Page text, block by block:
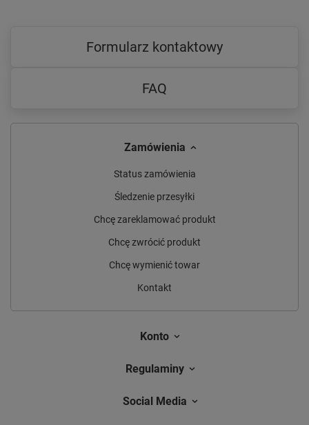
Formularz kontaktowy
FAQ
Zamówienia
Status zamówienia
Śledzenie przesyłki
Chcę zareklamować produkt
Chcę zwrócić produkt
Chcę wymienić towar
Kontakt
Konto
Regulaminy
Social Media